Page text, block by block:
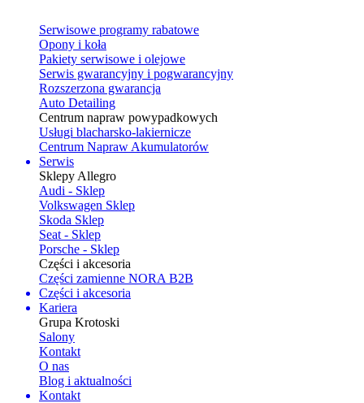
Serwisowe programy rabatowe
Opony i koła
Pakiety serwisowe i olejowe
Serwis gwarancyjny i pogwarancyjny
Rozszerzona gwarancja
Auto Detailing
Centrum napraw powypadkowych
Usługi blacharsko-lakiernicze
Centrum Napraw Akumulatorów
Serwis
Sklepy Allegro
Audi - Sklep
Volkswagen Sklep
Skoda Sklep
Seat - Sklep
Porsche - Sklep
Części i akcesoria
Części zamienne NORA B2B
Części i akcesoria
Kariera
Grupa Krotoski
Salony
Kontakt
O nas
Blog i aktualności
Kontakt